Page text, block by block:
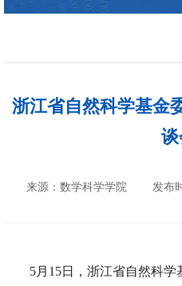
浙江省自然科学基金
来源：数学科学学院 发布
5月 15日，浙江省自然科